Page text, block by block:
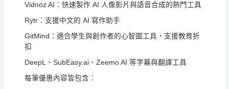
Vidnoz AI：快速製作 AI 人像影片與語音合成的熱門工具
Rytr：支援中文的 AI 寫作助手
GitMind：適合學生與創作者的心智圖工具，支援教育折
扣
DeepL、SubEasy.ai、Zeemo AI 等字幕與翻譯工具
每筆優惠內容皆包含：